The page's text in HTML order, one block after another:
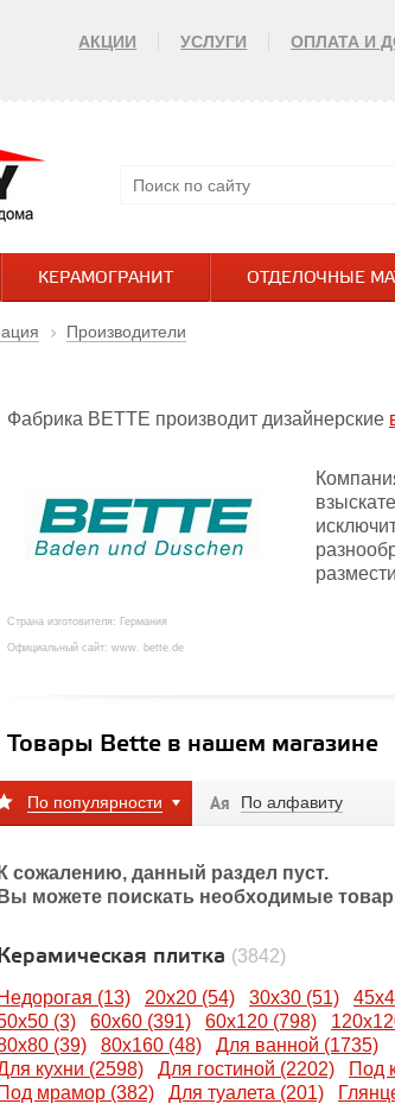
АКЦИИ УСЛУГИ ОПЛАТА И
КЕРАМОГРАНИТ ОТДЕЛОЧНЫЕ
Производители
Фабрика ВЕТТЕ производит дизайнерские
Страна изготовителя: Германия
Официальный сайт: www. bette.de
Товары Bette в нашем магазине
По популярности По алфавиту
К сожалению, данный раздел пуст.
Вы можете поискать необходимые
плитка (3842)
Недорогая (13) 20x20 (54) 30x30 (51)
(3)
60x60 (391) 60x120 (798)
(39)
80х160 (48)
Для ванной (1735)
кухни (2598)
Для гостиной (2202)
Под
Под мрамор (382)
Для туалета (201)